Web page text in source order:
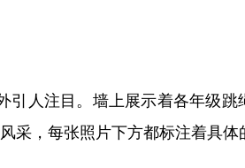
人注目。墙上展示着各年级跳
，每张照片下方都标注着具体